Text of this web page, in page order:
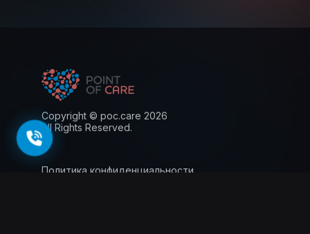
Copyright © poc.care 2026
All Rights Reserved.
Политика конфиденциальности